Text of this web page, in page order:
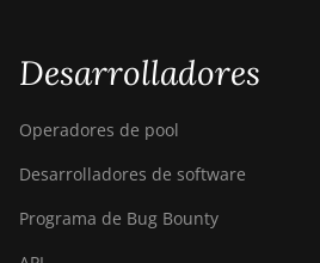
Desarrolladores
Operadores de pool
Desarrolladores de software
Programa de Bug Bounty